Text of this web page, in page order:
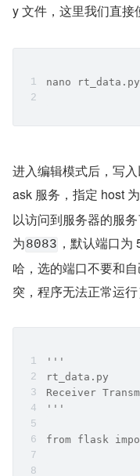
y 文件，这里我们直接
nano rt_data.py
进入编辑模式后，写
ask 服务，指定 host 为
以访问到服务器的服
为8083 ，默认端口
哈，选的端口不要和
突，程序无法正常运行
'''
rt_data.py
Receiver
'''
from flask